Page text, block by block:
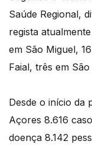
Saúde Regional,
regista
em São Miguel,
Faial, três em
Desde o início da
Açores 8.616
doença 8.142